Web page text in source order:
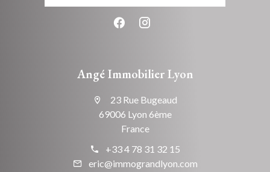
Angé Immobilier Lyon
23 Rue Bugeaud
69006 Lyon 6ème
France
+33 4 78 31 32 15
eric@immograndlyon.com